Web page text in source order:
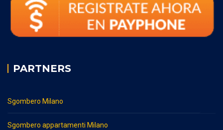
PARTNERS
Sgombero Milano
Sgombero appartamenti Milano